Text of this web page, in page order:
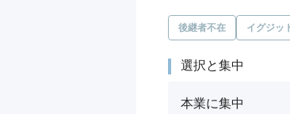
後継者不在 イグジッ
選択と集中
本業に集中